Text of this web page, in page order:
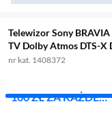
Telewizor Sony
TV Dolby Atmos DTS-X
nr kat. 1408372
100 ZŁ ZA KAŻDE